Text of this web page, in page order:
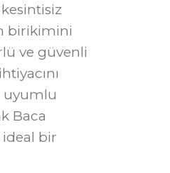
birikimini
ve güvenli
uyumlu
Baca
bir